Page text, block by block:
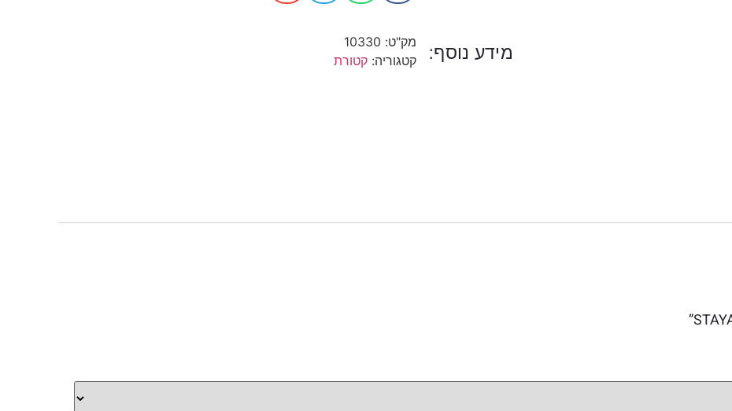
מידע נוסף:
מק"ט: 10330
קטגוריה: קטורת